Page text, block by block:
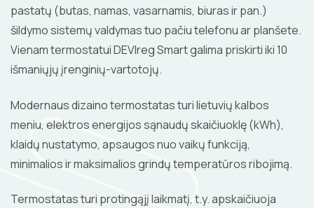
pastatų (butas, namas, vasarnamis, biuras ir pan.)
šildymo sistemų valdymas tuo pačiu telefonu ar planšete.
Vienam termostatui DEVIreg Smart galima priskirti iki 10
išmaniųjų įrenginių-vartotojų.
Modernaus dizaino termostatas turi lietuvių kalbos
meniu, elektros energijos sąnaudų skaičiuoklę (kWh),
klaidų nustatymo, apsaugos nuo vaikų funkciją,
minimalios ir maksimalios grindų temperatūros ribojimą.
Termostatas turi protingąjį laikmatį, t.y. apskaičiuoja